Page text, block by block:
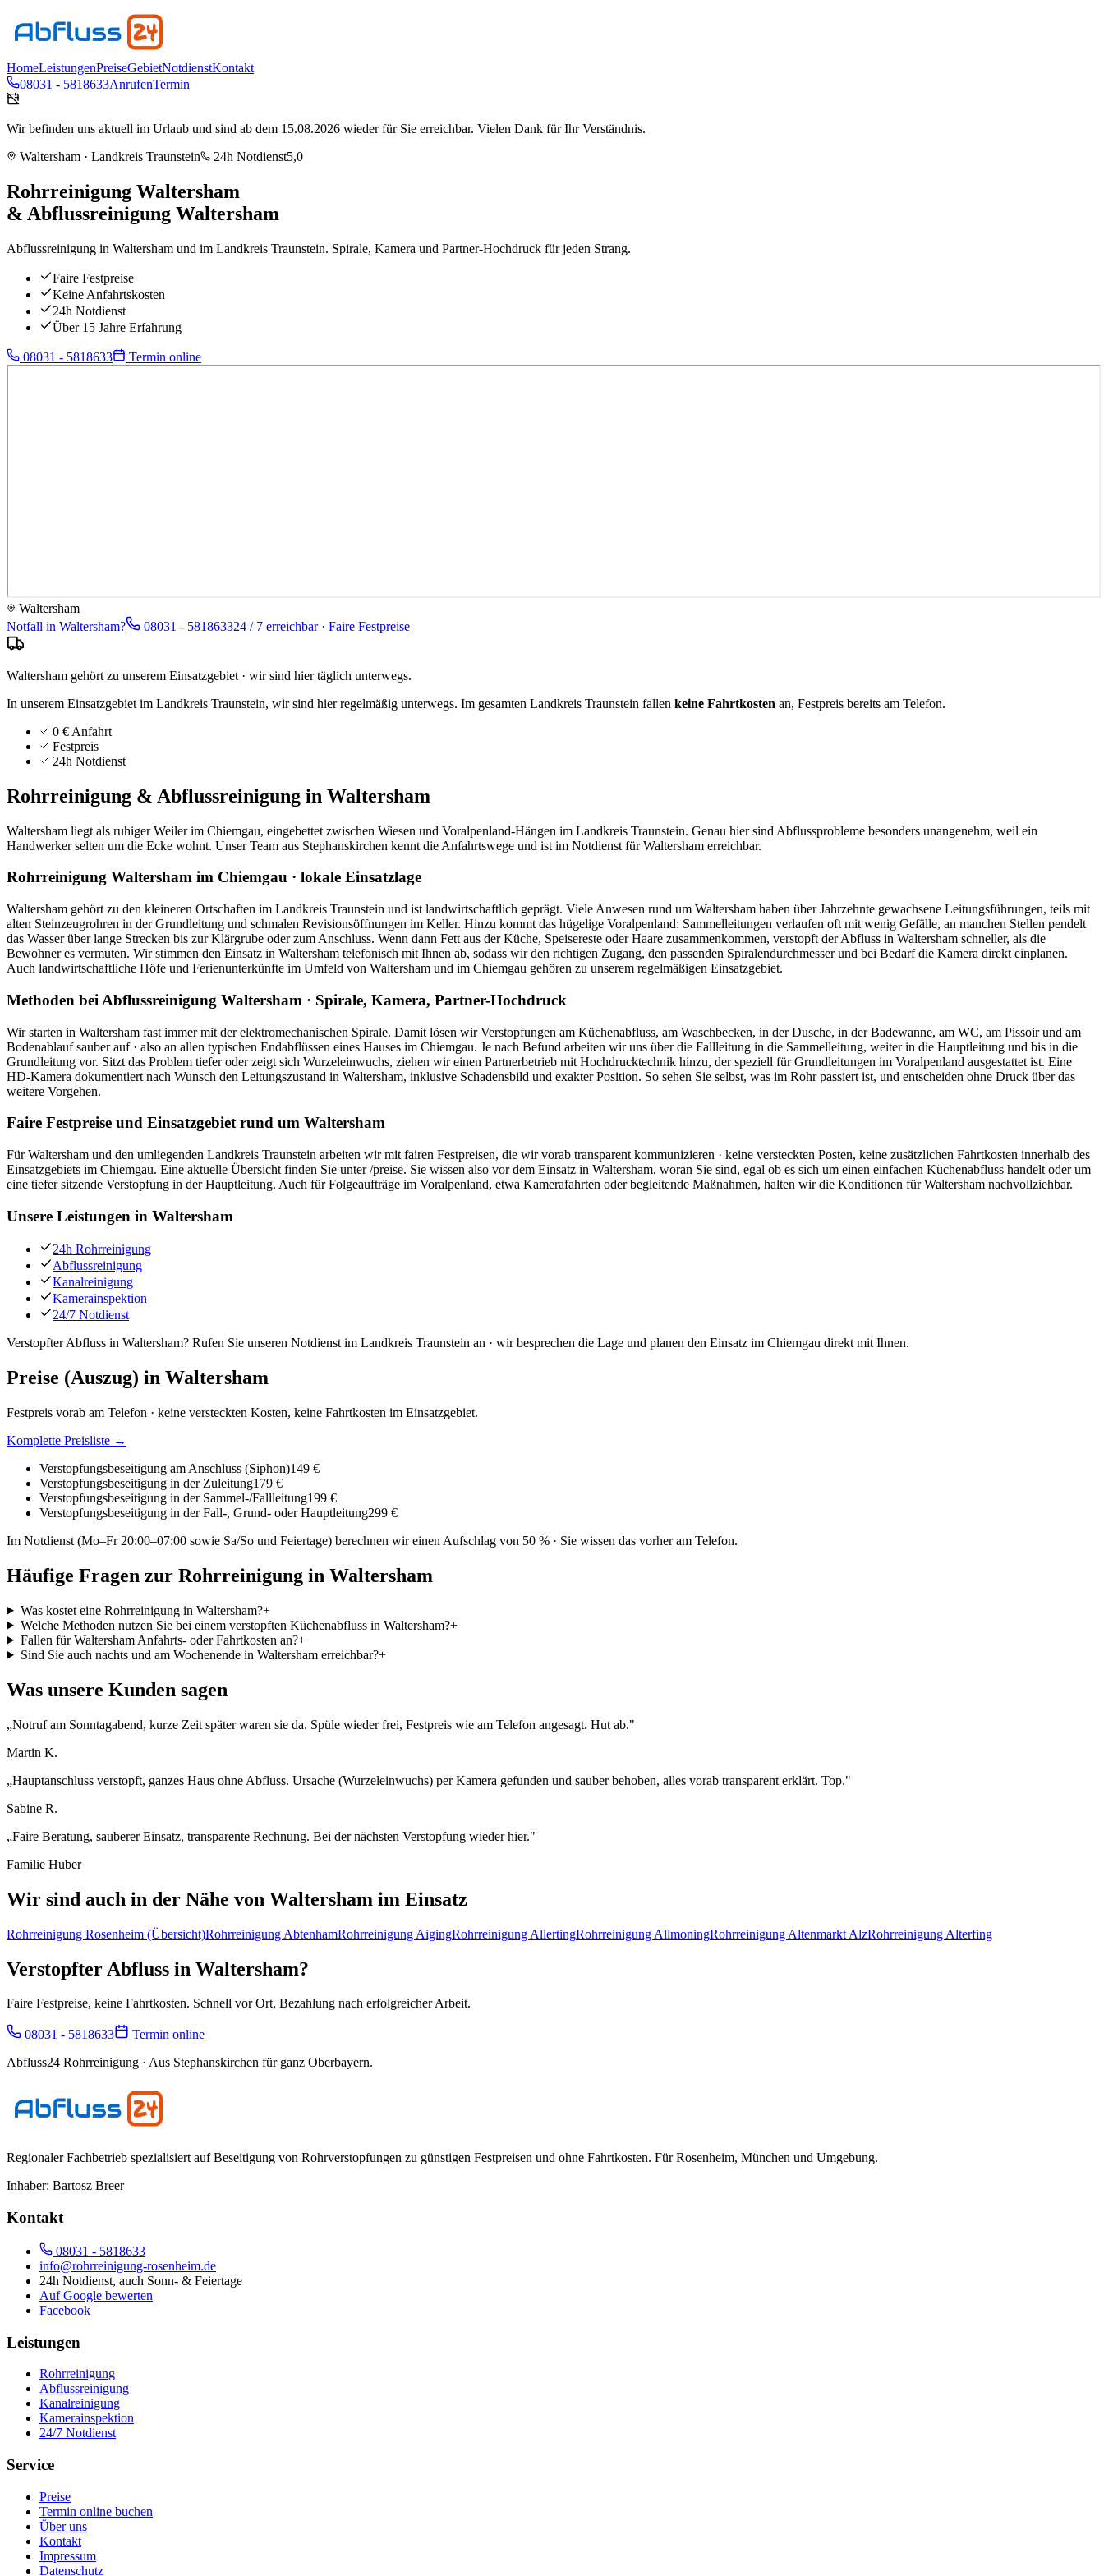
HomeLeistungenPreiseGebietNotdienstKontakt
08031 - 5818633AnrufenTermin
Wir befinden uns aktuell im Urlaub und sind ab dem 15.08.2026 wieder für Sie erreichbar. Vielen Dank für Ihr Verständnis.
Waltersham · Landkreis Traunstein 24h Notdienst5,0
Rohrreinigung Waltersham
& Abflussreinigung Waltersham
Abflussreinigung in Waltersham und im Landkreis Traunstein. Spirale, Kamera und Partner-Hochdruck für jeden Strang.
Faire Festpreise
Keine Anfahrtskosten
24h Notdienst
Über 15 Jahre Erfahrung
08031 - 5818633 Termin online
Waltersham
Notfall in Waltersham? 08031 - 581863324 / 7 erreichbar · Faire Festpreise
Waltersham gehört zu unserem Einsatzgebiet · wir sind hier täglich unterwegs.
In unserem Einsatzgebiet im Landkreis Traunstein, wir sind hier regelmäßig unterwegs. Im gesamten Landkreis Traunstein fallen keine Fahrtkosten an, Festpreis bereits am Telefon.
0 € Anfahrt
Festpreis
24h Notdienst
Rohrreinigung & Abflussreinigung in Waltersham
Waltersham liegt als ruhiger Weiler im Chiemgau, eingebettet zwischen Wiesen und Voralpenland-Hängen im Landkreis Traunstein. Genau hier sind Abflussprobleme besonders unangenehm, weil ein
Handwerker selten um die Ecke wohnt. Unser Team aus Stephanskirchen kennt die Anfahrtswege und ist im Notdienst für Waltersham erreichbar.
Rohrreinigung Waltersham im Chiemgau · lokale Einsatzlage
Waltersham gehört zu den kleineren Ortschaften im Landkreis Traunstein und ist landwirtschaftlich geprägt. Viele Anwesen rund um Waltersham haben über Jahrzehnte gewachsene Leitungsführungen, teils mit
alten Steinzeugrohren in der Grundleitung und schmalen Revisionsöffnungen im Keller. Hinzu kommt das hügelige Voralpenland: Sammelleitungen verlaufen oft mit wenig Gefälle, an manchen Stellen pendelt
das Wasser über lange Strecken bis zur Klärgrube oder zum Anschluss. Wenn dann Fett aus der Küche, Speisereste oder Haare zusammenkommen, verstopft der Abfluss in Waltersham schneller, als die
Bewohner es vermuten. Wir stimmen den Einsatz in Waltersham telefonisch mit Ihnen ab, sodass wir den richtigen Zugang, den passenden Spiralendurchmesser und bei Bedarf die Kamera direkt einplanen.
Auch landwirtschaftliche Höfe und Ferienunterkünfte im Umfeld von Waltersham und im Chiemgau gehören zu unserem regelmäßigen Einsatzgebiet.
Methoden bei Abflussreinigung Waltersham · Spirale, Kamera, Partner-Hochdruck
Wir starten in Waltersham fast immer mit der elektromechanischen Spirale. Damit lösen wir Verstopfungen am Küchenabfluss, am Waschbecken, in der Dusche, in der Badewanne, am WC, am Pissoir und am
Bodenablauf sauber auf · also an allen typischen Endabflüssen eines Hauses im Chiemgau. Je nach Befund arbeiten wir uns über die Fallleitung in die Sammelleitung, weiter in die Hauptleitung und bis in die
Grundleitung vor. Sitzt das Problem tiefer oder zeigt sich Wurzeleinwuchs, ziehen wir einen Partnerbetrieb mit Hochdrucktechnik hinzu, der speziell für Grundleitungen im Voralpenland ausgestattet ist. Eine
HD-Kamera dokumentiert nach Wunsch den Leitungszustand in Waltersham, inklusive Schadensbild und exakter Position. So sehen Sie selbst, was im Rohr passiert ist, und entscheiden ohne Druck über das
weitere Vorgehen.
Faire Festpreise und Einsatzgebiet rund um Waltersham
Für Waltersham und den umliegenden Landkreis Traunstein arbeiten wir mit fairen Festpreisen, die wir vorab transparent kommunizieren · keine versteckten Posten, keine zusätzlichen Fahrtkosten innerhalb des
Einsatzgebiets im Chiemgau. Eine aktuelle Übersicht finden Sie unter /preise. Sie wissen also vor dem Einsatz in Waltersham, woran Sie sind, egal ob es sich um einen einfachen Küchenabfluss handelt oder um
eine tiefer sitzende Verstopfung in der Hauptleitung. Auch für Folgeaufträge im Voralpenland, etwa Kamerafahrten oder begleitende Maßnahmen, halten wir die Konditionen für Waltersham nachvollziehbar.
Unsere Leistungen in Waltersham
24h Rohrreinigung
Abflussreinigung
Kanalreinigung
Kamerainspektion
24/7 Notdienst
Verstopfter Abfluss in Waltersham? Rufen Sie unseren Notdienst im Landkreis Traunstein an · wir besprechen die Lage und planen den Einsatz im Chiemgau direkt mit Ihnen.
Preise (Auszug) in Waltersham
Festpreis vorab am Telefon · keine versteckten Kosten, keine Fahrtkosten im Einsatzgebiet.
Komplette Preisliste →
Verstopfungsbeseitigung am Anschluss (Siphon)149 €
Verstopfungsbeseitigung in der Zuleitung179 €
Verstopfungsbeseitigung in der Sammel-/Fallleitung199 €
Verstopfungsbeseitigung in der Fall-, Grund- oder Hauptleitung299 €
Im Notdienst (Mo–Fr 20:00–07:00 sowie Sa/So und Feiertage) berechnen wir einen Aufschlag von 50 % · Sie wissen das vorher am Telefon.
Häufige Fragen zur Rohrreinigung in Waltersham
Was kostet eine Rohrreinigung in Waltersham?+
Welche Methoden nutzen Sie bei einem verstopften Küchenabfluss in Waltersham?+
Fallen für Waltersham Anfahrts- oder Fahrtkosten an?+
Sind Sie auch nachts und am Wochenende in Waltersham erreichbar?+
Was unsere Kunden sagen
„Notruf am Sonntagabend, kurze Zeit später waren sie da. Spüle wieder frei, Festpreis wie am Telefon angesagt. Hut ab."
Martin K.
„Hauptanschluss verstopft, ganzes Haus ohne Abfluss. Ursache (Wurzeleinwuchs) per Kamera gefunden und sauber behoben, alles vorab transparent erklärt. Top."
Sabine R.
„Faire Beratung, sauberer Einsatz, transparente Rechnung. Bei der nächsten Verstopfung wieder hier."
Familie Huber
Wir sind auch in der Nähe von Waltersham im Einsatz
Rohrreinigung Rosenheim (Übersicht)Rohrreinigung AbtenhamRohrreinigung AigingRohrreinigung AllertingRohrreinigung AllmoningRohrreinigung Altenmarkt AlzRohrreinigung Alterfing
Verstopfter Abfluss in Waltersham?
Faire Festpreise, keine Fahrtkosten. Schnell vor Ort, Bezahlung nach erfolgreicher Arbeit.
08031 - 5818633
Termin online
Abfluss24 Rohrreinigung · Aus Stephanskirchen für ganz Oberbayern.
Regionaler Fachbetrieb spezialisiert auf Beseitigung von Rohrverstopfungen zu günstigen Festpreisen und ohne Fahrtkosten. FürRosenheim, München und Umgebung.
Inhaber: Bartosz Breer
Kontakt
08031 - 5818633
info@rohrreinigung-rosenheim.de
24h Notdienst, auch Sonn- & Feiertage
Auf Google bewerten
Facebook
Leistungen
Rohrreinigung
Abflussreinigung
Kanalreinigung
Kamerainspektion
24/7 Notdienst
Service
Preise
Termin online buchen
Über uns
Kontakt
Impressum
Datenschutz